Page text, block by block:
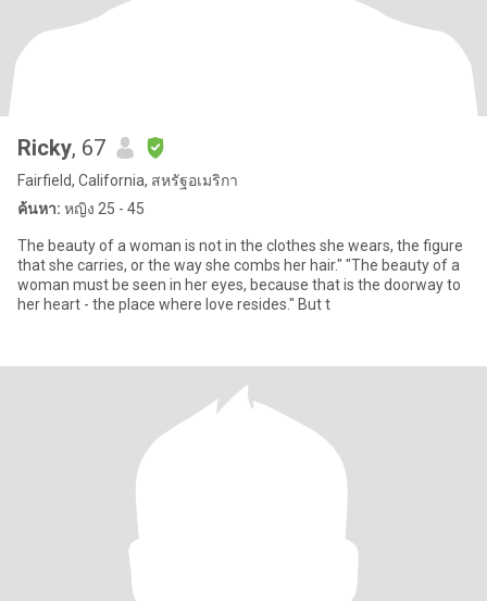
Ricky, 67
Fairfield, California, สหรัฐอเมริกา
ค้นหา: หญิง 25 - 45
The beauty of a woman is not in the clothes she wears, the figure
that she carries, or the way she combs her hair." "The beauty of a
woman must be seen in her eyes, because that is the doorway to
her heart - the place where love resides." But t